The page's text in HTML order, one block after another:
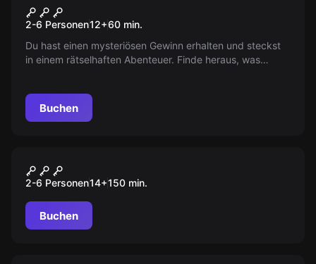
Das Ticket ins Ungewisse
2-6 Personen12+60 min.
Du hast einen mysteriösen Gewinn erhalten und steckst
in einem rätselhaften Abenteuer. Finde heraus, was
Buchen
Auf der Spur des Phantoms
2-6 Personen14+150 min.
Buchen